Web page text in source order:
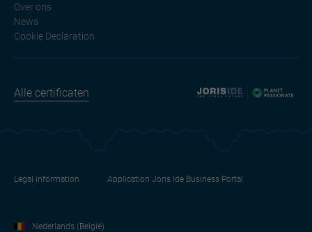
Over ons
News
Cookie Declaration
Alle certificaten
Legal information Application Joris Ide Business Portal
Nederlands (België)